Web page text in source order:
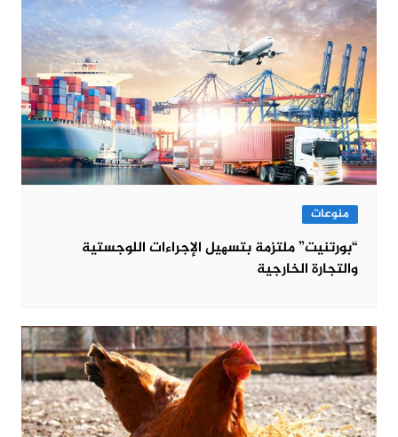
منوعات
“بورتنیت” ملتزمة بتسھیل الإجراءات اللوجستیة
والتجارة الخارجیة